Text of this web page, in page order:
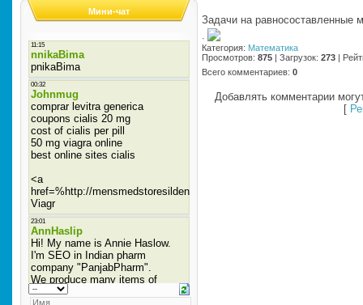
Мини-чат
Задачи на равносоставленные
·
Категория: Математика
Просмотров: 875 | Загрузок: 273 |
Всего комментариев: 0
Добавлять комментарии
[